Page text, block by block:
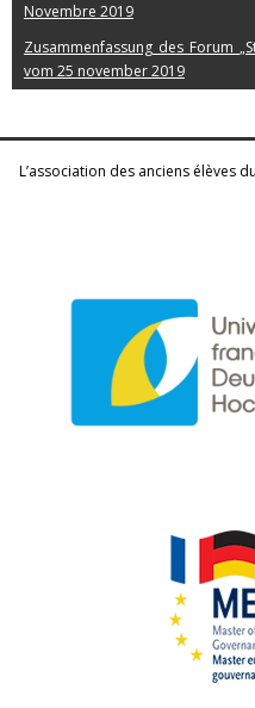
Novembre 2019
Zusammenfassung des Forum
vom 25 november 2019
L’association des anciens élèves